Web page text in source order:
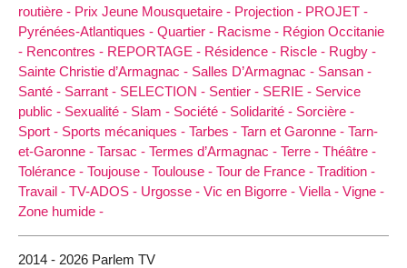
routière - Prix Jeune Mousquetaire - Projection - PROJET -
Pyrénées-Atlantiques - Quartier - Racisme - Région Occitanie
- Rencontres - REPORTAGE - Résidence - Riscle - Rugby -
Sainte Christie d’Armagnac - Salles D’Armagnac - Sansan -
Santé - Sarrant - SELECTION - Sentier - SERIE - Service
public - Sexualité - Slam - Société - Solidarité - Sorcière -
Sport - Sports mécaniques - Tarbes - Tarn et Garonne - Tarn-
et-Garonne - Tarsac - Termes d’Armagnac - Terre - Théâtre -
Tolérance - Toujouse - Toulouse - Tour de France - Tradition -
Travail - TV-ADOS - Urgosse - Vic en Bigorre - Viella - Vigne -
Zone humide -
2014 - 2026 Parlem TV